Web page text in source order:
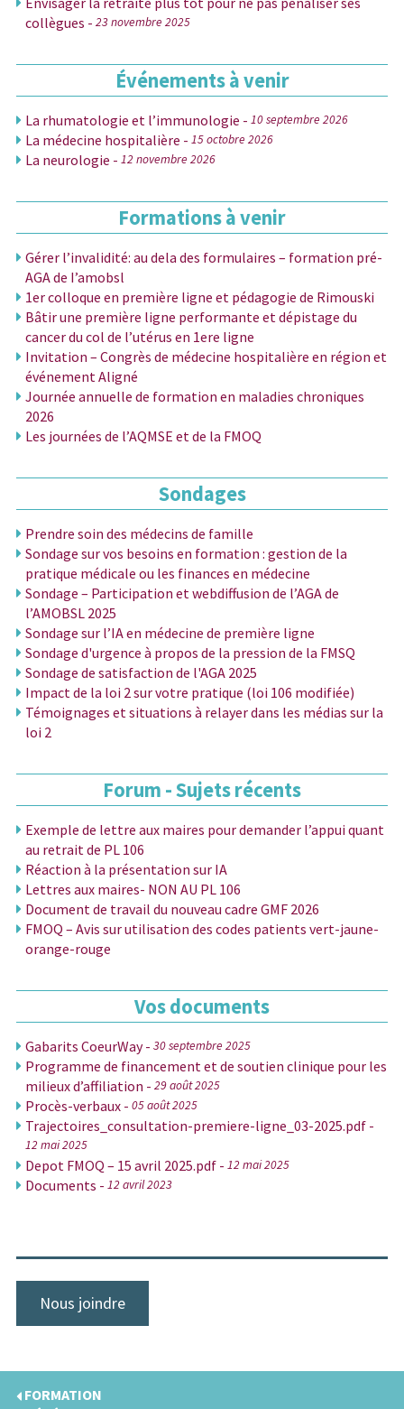
collègues - 23 novembre 2025
Événements à venir
La rhumatologie et l’immunologie - 10 septembre 2026
La médecine hospitalière - 15 octobre 2026
La neurologie - 12 novembre 2026
Formations à venir
Gérer l’invalidité: au dela des formulaires – formation pré-
AGA de I’amobsl
1er colloque en première ligne et pédagogie de Rimouski
Bâtir une première ligne performante et dépistage du
cancer du col de l’utérus en 1ere ligne
Invitation – Congrès de médecine hospitalière en région et
événement Aligné
Journée annuelle de formation en maladies chroniques
2026
Les journées de l’AQMSE et de la FMOQ
Sondages
Prendre soin des médecins de famille
Sondage sur vos besoins en formation : gestion de la
pratique médicale ou les finances en médecine
Sondage – Participation et webdiffusion de l’AGA de
l’AMOBSL 2025
Sondage sur l’IA en médecine de première ligne
Sondage d'urgence à propos de la pression de la FMSQ
Sondage de satisfaction de l'AGA 2025
Impact de la loi 2 sur votre pratique (loi 106 modifiée)
Témoignages et situations à relayer dans les médias sur la
loi 2
Forum - Sujets récents
Exemple de lettre aux maires pour demander l’appui quant
au retrait de PL 106
Réaction à la présentation sur IA
Lettres aux maires- NON AU PL 106
Document de travail du nouveau cadre GMF 2026
FMOQ – Avis sur utilisation des codes patients vert-jaune-
orange-rouge
Vos documents
Gabarits CoeurWay - 30 septembre 2025
Programme de financement et de soutien clinique pour les
milieux d’affiliation - 29 août 2025
Procès-verbaux - 05 août 2025
Trajectoires_consultation-premiere-ligne_03-2025.pdf -
12 mai 2025
Depot FMOQ – 15 avril 2025.pdf - 12 mai 2025
Documents - 12 avril 2023
Nous joindre
FORMATION